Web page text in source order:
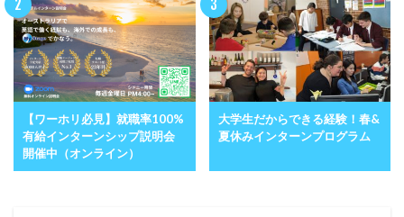
【ワーホリ必見】就職率100%
有給インターンシップ説明会
開催中（オンライン）
大学生だからできる経験！春&
夏休みインターンプログラム